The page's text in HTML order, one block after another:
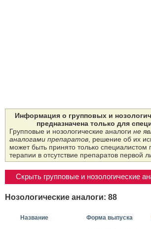
Информация о групповых и
предназначена только для
Групповые и нозологические аналоги не
аналогами препаратов, решение об их
может быть принято только специалистом
терапии в отсутствие препаратов первой
Скрыть групповые и нозологические
Нозологические аналоги: 88
Название Форма выпуска